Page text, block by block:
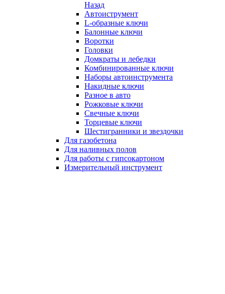
Назад
Автоиструмент
L-образные ключи
Балонные ключи
Воротки
Головки
Домкраты и лебедки
Комбинированные ключи
Наборы автоинструмента
Накидные ключи
Разное в авто
Рожковые ключи
Свечные ключи
Торцевые ключи
Шестигранники и звездочки
Для газобетона
Для наливных полов
Для работы с гипсокартоном
Измерительный инструмент